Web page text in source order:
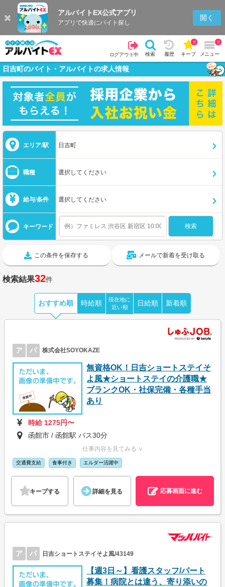
アルバイトEX公式アプリ
アプリで快適にバイト探し
開く
ログアウト中 検索 履歴 キープ
0
メニュー
0
日吉町のバイト・アルバイトの求人情報
エリア/駅 日吉町
職種 選択してください
給与/条件 選択してください
キーワード
この条件を保存する メールで新着を受け取る
検索結果32件
おすすめ順 時給順
現在地に
近い順
日給順 新着順
ア パ 株式会社SOYOKAZE
無資格OK！日吉ショートステイそ
よ風★ショートステイの介護職★
ブランクOK・社保完備・各種手当
あり
時給 1275円〜
函館市 / 函館駅 バス30分
仕事内容を見てみる ∨
交通費支給 食事付き エルダー活躍中
キープする 詳細を見る 応募画面に進む
ア パ 日吉ショートステイそよ風/43149
【週3日～】看護スタッフ/パート
募集！病院とは違う、寄り添いの